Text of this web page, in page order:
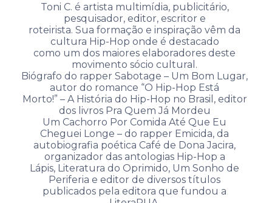
Toni C. é artista multimídia, publicitário,
pesquisador, editor, escritor e
roteirista. Sua formação e inspiração vêm da
cultura Hip-Hop onde é destacado
como um dos maiores elaboradores deste
movimento sócio cultural.
Biógrafo do rapper Sabotage – Um Bom Lugar,
autor do romance “O Hip-Hop Está
Morto!” – A História do Hip-Hop no Brasil, editor
dos livros Pra Quem Já Mordeu
Um Cachorro Por Comida Até Que Eu
Cheguei Longe – do rapper Emicida, da
autobiografia poética Café de Dona Jacira,
organizador das antologias Hip-Hop a
Lápis, Literatura do Oprimido, Um Sonho de
Periferia e editor de diversos títulos
publicados pela editora que fundou a